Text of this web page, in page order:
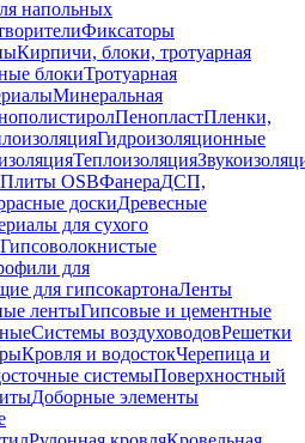
напольных
Фиксаторы
Кирпичи, блоки, тротуарная
блокиТротуарная
Минеральная
ПенопластПленки,
Гидроизоляционные
Теплоизоляция
Плиты OSBФанераДСП,
доскиДревесные
для сухого
Гипсоволокнистые
для
для гипсокартонаЛенты
лентыГипсовые и цементные
Системы воздуховодовРешетки
Кровля и водостокЧерепица и
системыПоверхностный
Доборные элементы